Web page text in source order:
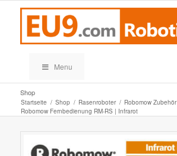
Menu
Shop
Startseite / Shop / Rasenroboter / Robomow Zubehör
Robomow Fernbedienung RM-RS | Infrarot